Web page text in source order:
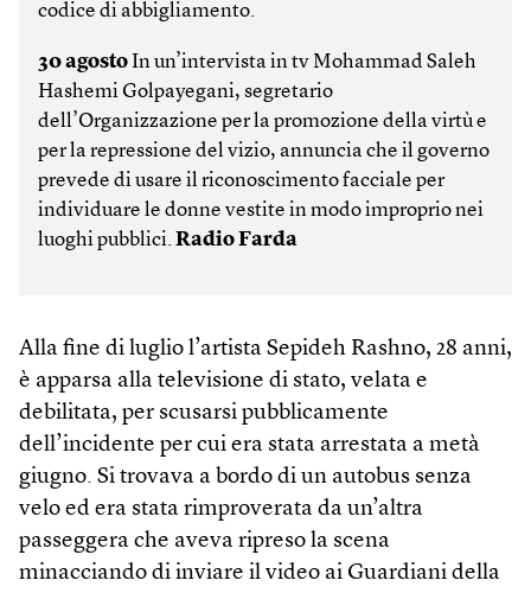
codice di abbigliamento.
30 agostoIn un’intervista in tv Mohammad Saleh
Hashemi Golpayegani, segretario
dell’Organizzazione per la promozione della virtù e
per la repressione del vizio, annuncia che il governo
prevede di usare il riconoscimento facciale per
individuare le donne vestite in modo improprio nei
luoghi pubblici.Radio Farda
Alla fine di luglio l’artista Sepideh Rashno, 28 anni,
è apparsa alla televisione di stato, velata e
debilitata, per scusarsi pubblicamente
dell’incidente per cui era stata arrestata a metà
giugno. Si trovava a bordo di un autobus senza
velo ed era stata rimproverata da un’altra
passeggera che aveva ripreso la scena
minacciando di inviare il video ai Guardiani della